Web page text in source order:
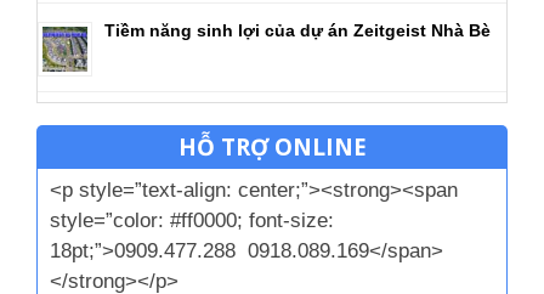
Tiềm năng sinh lợi của dự án Zeitgeist Nhà Bè
HỖ TRỢ ONLINE
<p style=”text-align: center;”><strong><span
style=”color: #ff0000; font-size:
18pt;”>0909.477.288 0918.089.169</span>
</strong></p>